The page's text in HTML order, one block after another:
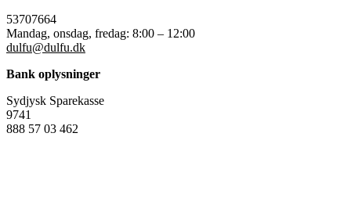
53707664
Mandag, onsdag, fredag: 8:00 – 12:00
dulfu@dulfu.dk
Bank oplysninger
Sydjysk Sparekasse
9741
888 57 03 462